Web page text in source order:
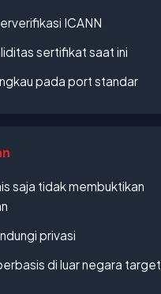
ICANN
sertifikat saat ini
pada port standar
saja tidak membuktikan
privasi
di luar negara target